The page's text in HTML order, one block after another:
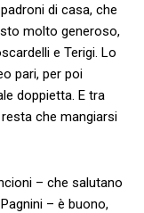
di casa, che
molto generoso,
e Terigi. Lo
pari, per poi
doppietta. E tra
che mangiarsi
– che salutano
– è buono,